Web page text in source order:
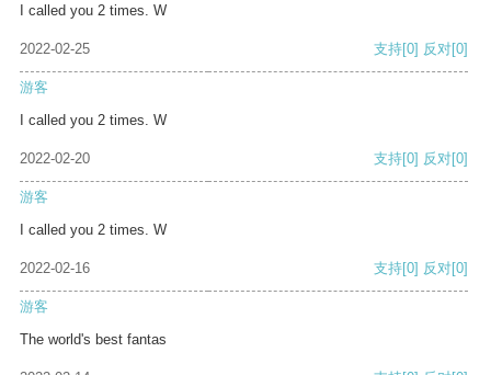
I called you 2 times. W
2022-02-25 支持[0] 反对[0]
游客
I called you 2 times. W
2022-02-20 支持[0] 反对[0]
游客
I called you 2 times. W
2022-02-16 支持[0] 反对[0]
游客
The world's best fantas